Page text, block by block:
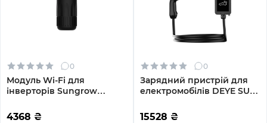
0
Модуль Wi-Fi для
інверторів Sungrow
(ASM00874)
4368 ₴
0
Зарядний пристрій для
електромобілів DEYE SUN-
32A, 3-Ph, Wi-Fi/LoRa/BLE
15528 ₴